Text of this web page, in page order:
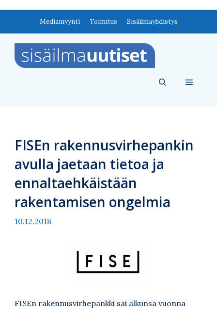
Mediamyynti Toimitus Sisäilmayhdistys
Valikko
FISEn rakennusvirhepankin
avulla jaetaan tietoa ja
ennaltaehkäistään
rakentamisen ongelmia
10.12.2018
FISEn rakennusvirhepankki sai alkunsa vuonna